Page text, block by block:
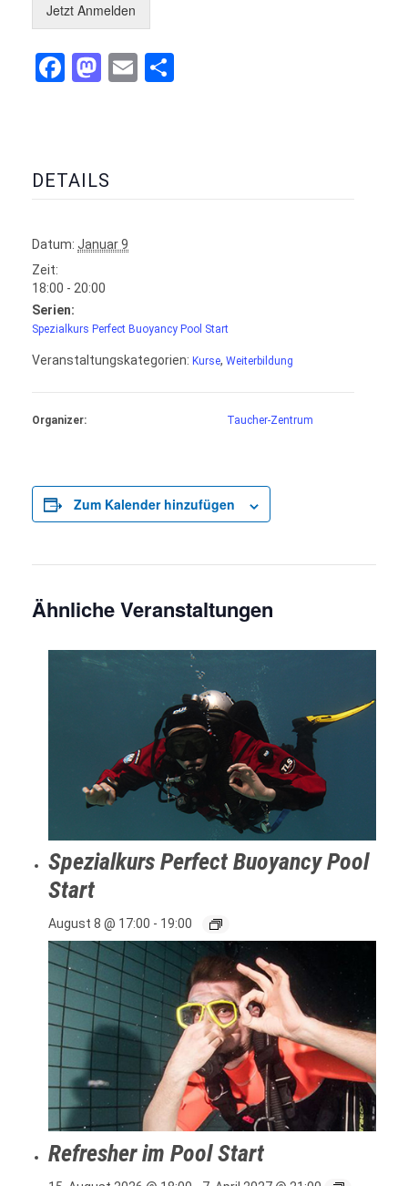
Jetzt Anmelden
Facebook
Mastodon
Email
DETAILS
Datum: Januar 9
Zeit:
18:00 - 20:00
Serien:
Spezialkurs Perfect Buoyancy Pool Start
Veranstaltungskategorien: Kurse, Weiterbildung
Organizer: Taucher-Zentrum
Zum Kalender hinzufügen
Ähnliche Veranstaltungen
Spezialkurs Perfect Buoyancy Pool
Start
August 8 @ 17:00 - 19:00
Refresher im Pool Start